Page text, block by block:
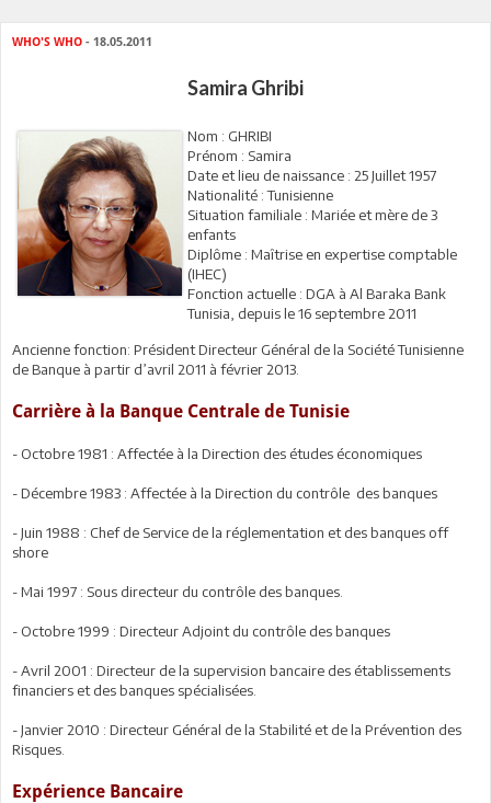
WHO'S WHO - 18.05.2011
Samira Ghribi
Nom : GHRIBI
Prénom : Samira
Date et lieu de naissance : 25 Juillet 1957
Nationalité : Tunisienne
Situation familiale : Mariée et mère de 3
enfants
Diplôme : Maîtrise en expertise comptable
(IHEC)
Fonction actuelle : DGA à Al Baraka Bank
Tunisia, depuis le 16 septembre 2011
Ancienne fonction: Président Directeur Général de la Société Tunisienne
de Banque à partir d’avril 2011 à février 2013.
Carrière à la Banque Centrale de Tunisie
- Octobre 1981 : Affectée à la Direction des études économiques
- Décembre 1983 : Affectée à la Direction du contrôle des banques
- Juin 1988 : Chef de Service de la réglementation et des banques off
shore
- Mai 1997 : Sous directeur du contrôle des banques.
- Octobre 1999 : Directeur Adjoint du contrôle des banques
- Avril 2001 : Directeur de la supervision bancaire des établissements
financiers et des banques spécialisées.
- Janvier 2010 : Directeur Général de la Stabilité et de la Prévention des
Risques.
Expérience Bancaire